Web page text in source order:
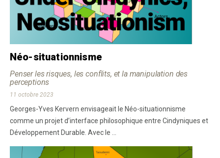
Néo-situationnisme
Penser les risques, les conflits, et la manipulation des
perceptions
11 octobre 2023
Georges-Yves Kervern envisageait le Néo-situationnisme
comme un projet d’interface philosophique entre Cindyniques et
Développement Durable. Avec le ...